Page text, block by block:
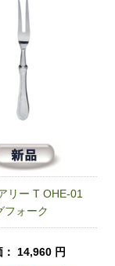
リー T OHE-01
フォーク
： 14,960 円